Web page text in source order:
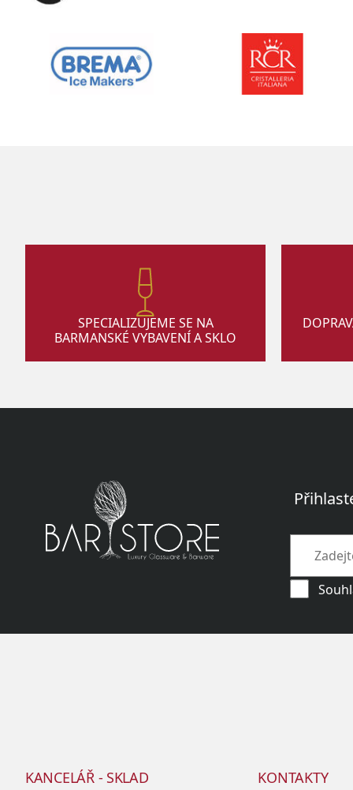
SPECIALIZUJEME SE NA
BARMANSKÉ VYBAVENÍ A SKLO
KANCELÁŘ - SKLAD KONTAKTY